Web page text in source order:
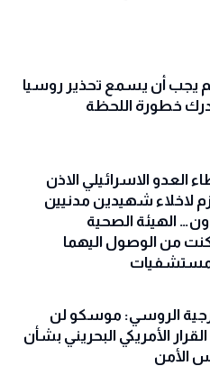
يجب أن يسمع تحذير روسيا
خطورة اللحظة
العدو الاسرائيلي الاذن
لاخلاء شهيدين مدنيين
الهيئة الصحية
من الوصول اليهما
الروسي: موسكو لن
الأمريكي البحريني بشأن
الأمن